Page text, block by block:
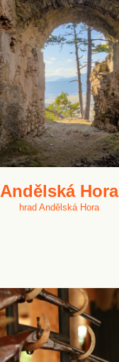
Andělská Hora
hrad Andělská Hora